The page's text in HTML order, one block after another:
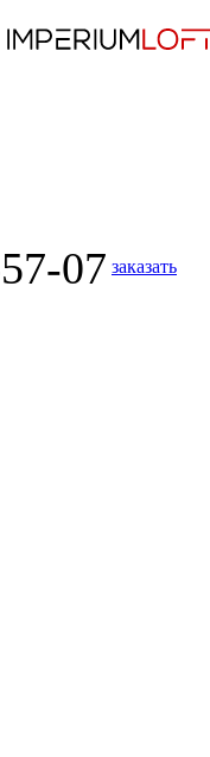
07 заказать